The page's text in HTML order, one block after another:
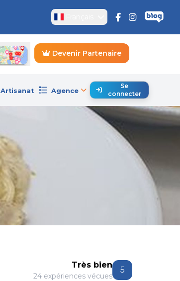
Devenir Partenaire
Artisanat Agence
Se
connecter
Très bien
24 expériences vécues
5